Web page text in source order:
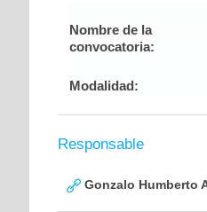
Nombre de la
convocatoria:
Modalidad:
Responsable
Gonzalo Humberto